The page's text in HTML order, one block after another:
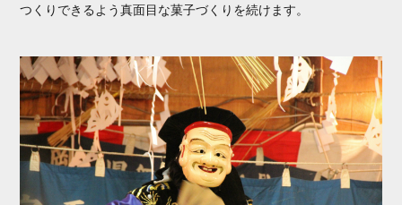
つくりできるよう真面目な菓子づくりを続けます。